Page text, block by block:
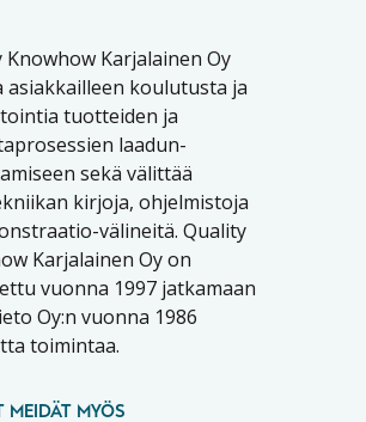
Knowhow Karjalainen Oy
asiakkailleen koulutusta ja
tuotteiden ja
laadun-
sekä välittää
kirjoja, ohjelmistoja
välineitä. Quality
Karjalainen Oy on
vuonna 1997 jatkamaan
Oy:n vuonna 1986
toimintaa.
MEIDÄT MYÖS